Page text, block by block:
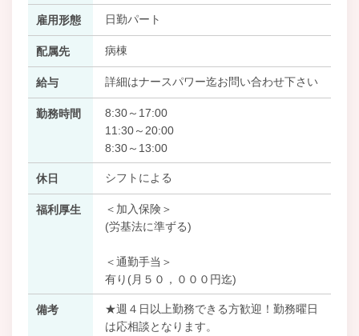
雇用形態 日勤パート
配属先 病棟
給与 詳細はナースパワー迄お問い合わせ下さい
勤務時間
8:30～17:00
11:30～20:00
8:30～13:00
休日 シフトによる
福利厚生
＜加入保険＞
(労基法に準ずる)
＜通勤手当＞
有り(月５０，０００円迄)
備考
★週４日以上勤務できる方歓迎！勤務曜日
は応相談となります。